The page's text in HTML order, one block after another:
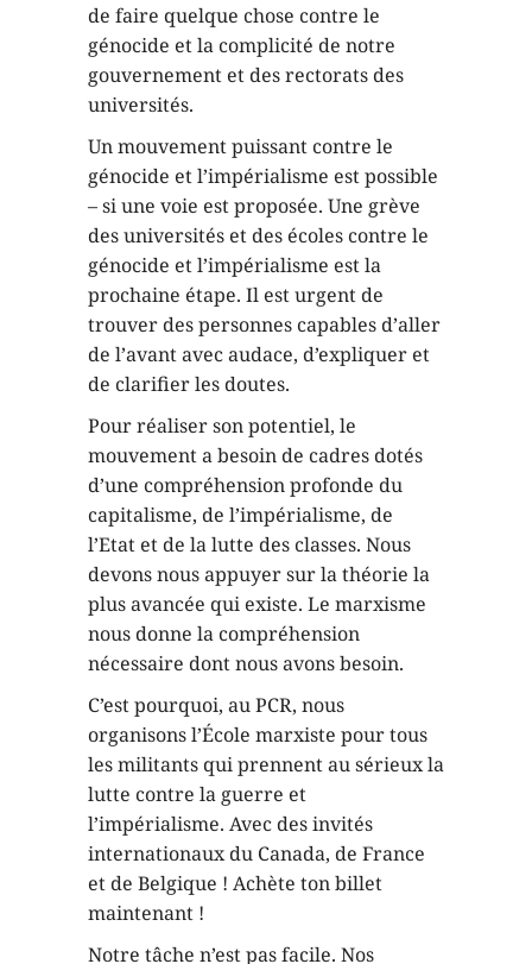
de faire quelque chose contre le
génocide et la complicité de notre
gouvernement et des rectorats des
universités.
Un mouvement puissant contre le
génocide et l’impérialisme est possible
– si une voie est proposée. Une grève
des universités et des écoles contre le
génocide et l’impérialisme est la
prochaine étape. Il est urgent de
trouver des personnes capables d’aller
de l’avant avec audace, d’expliquer et
de clarifier les doutes.
Pour réaliser son potentiel, le
mouvement a besoin de cadres dotés
d’une compréhension profonde du
capitalisme, de l’impérialisme, de
l’Etat et de la lutte des classes. Nous
devons nous appuyer sur la théorie la
plus avancée qui existe. Le marxisme
nous donne la compréhension
nécessaire dont nous avons besoin.
C’est pourquoi, au PCR, nous
organisons l’École marxiste pour tous
les militants qui prennent au sérieux la
lutte contre la guerre et
l’impérialisme. Avec des invités
internationaux du Canada, de France
et de Belgique ! Achète ton billet
maintenant !
Notre tâche n’est pas facile. Nos